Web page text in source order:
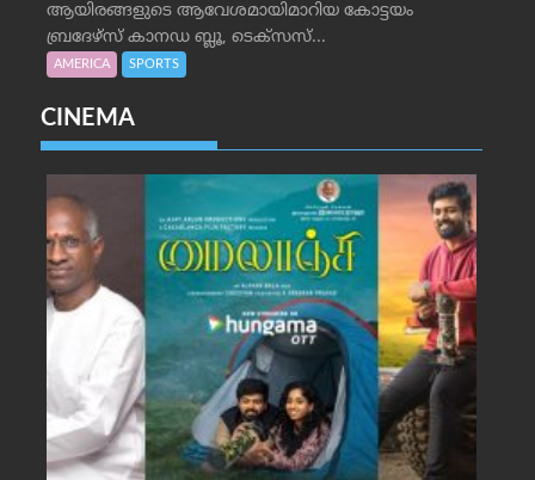
ആയിരങ്ങളുടെ ആവേശമായിമാറിയ കോട്ടയം
ബ്രദേഴ്‌സ് കാനഡ ബ്ലൂ, ടെക്‌സസ്...
AMERICA SPORTS
CINEMA